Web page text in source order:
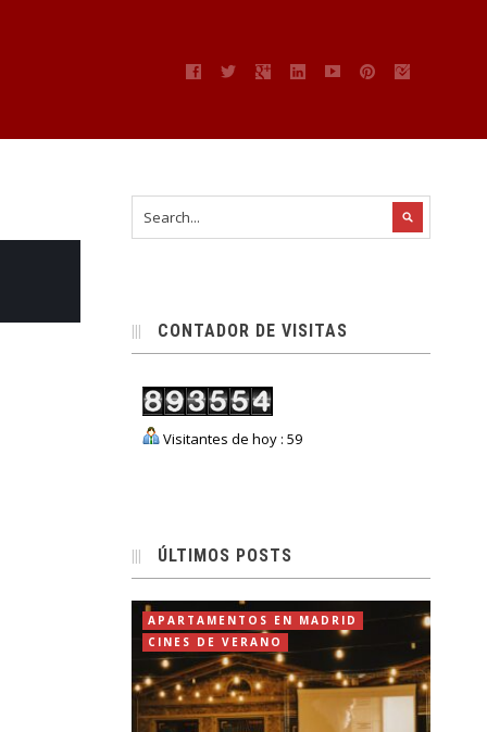
CONTADOR DE VISITAS
Visitantes de hoy : 59
ÚLTIMOS POSTS
APARTAMENTOS EN MADRID
CINES DE VERANO